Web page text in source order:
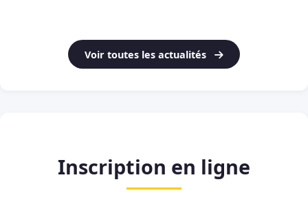
Voir toutes les actualités
Inscription en ligne